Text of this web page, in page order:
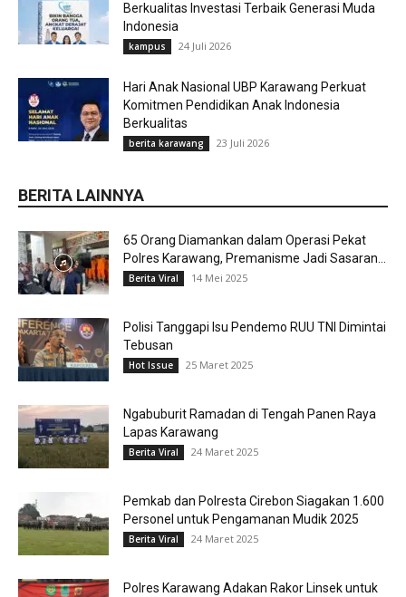
Berkualitas Investasi Terbaik Generasi Muda
Indonesia
kampus 24 Juli 2026
Hari Anak Nasional UBP Karawang Perkuat
Komitmen Pendidikan Anak Indonesia
Berkualitas
berita karawang 23 Juli 2026
BERITA LAINNYA
65 Orang Diamankan dalam Operasi Pekat
Polres Karawang, Premanisme Jadi Sasaran...
Berita Viral 14 Mei 2025
Polisi Tanggapi Isu Pendemo RUU TNI Dimintai
Tebusan
Hot Issue 25 Maret 2025
Ngabuburit Ramadan di Tengah Panen Raya
Lapas Karawang
Berita Viral 24 Maret 2025
Pemkab dan Polresta Cirebon Siagakan 1.600
Personel untuk Pengamanan Mudik 2025
Berita Viral 24 Maret 2025
Polres Karawang Adakan Rakor Linsek untuk